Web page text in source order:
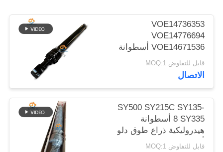
سياسة
الخصوصية
VOE14736353
VOE14776694
VOE14671536 أسطوانة
هيدروليكية بقاء الذراع لـ
EC480D EC480E
EC750E
قابل للتفاوض MOQ:1
الاتصال
SY500 SY215C SY135-
8 SY335 أسطوانة
هيدروليكية ذراع طوق دلو
أسطوانة على الحفرة
قابل للتفاوض MOQ:1